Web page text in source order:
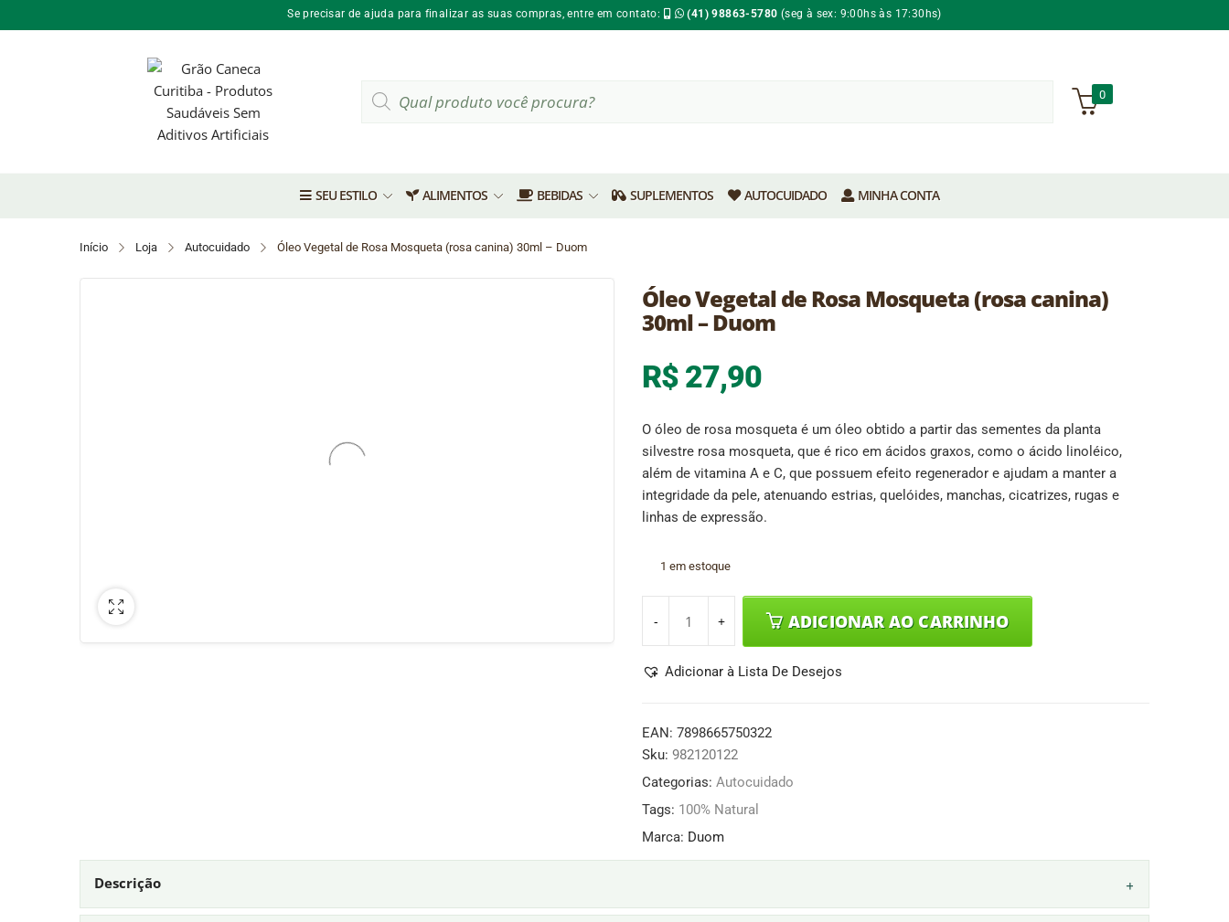
Se precisar de ajuda para finalizar as suas compras, entre em contato: (41) 98863-5780 (seg à sex: 9:00hs às 17:30hs)
produtos
0
SEU ESTILO ALIMENTOS BEBIDAS SUPLEMENTOS AUTOCUIDADO MINHA CONTA
Início Loja Autocuidado Óleo Vegetal de Rosa Mosqueta (rosa canina) 30ml – Duom
Óleo Vegetal de Rosa Mosqueta (rosa canina)
30ml – Duom
R$ 27,90
O óleo de rosa mosqueta é um óleo obtido a partir das sementes da planta
silvestre rosa mosqueta, que é rico em ácidos graxos, como o ácido linoléico,
além de vitamina A e C, que possuem efeito regenerador e ajudam a manter a
integridade da pele, atenuando estrias, quelóides, manchas, cicatrizes, rugas e
linhas de expressão.
1 em estoque
ADICIONAR AO CARRINHO
Adicionar à Lista De Desejos
EAN: 7898665750322
Sku: 982120122
Categorias: Autocuidado
Tags: 100% Natural
Marca: Duom
Descrição